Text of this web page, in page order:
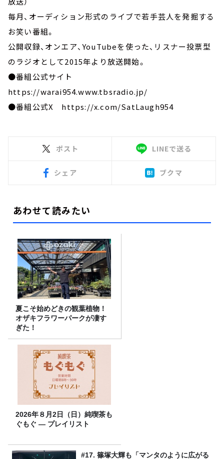
毎月、オーディション形式のライブで若手芸人を発掘する
お笑い番組。
公開収録、オンエア、YouTubeを使った、リスナー投票型
のラジオとして2015年より放送開始。
●番組公式サイト
https://warai954.www.tbsradio.jp/
●番組公式X https://x.com/SatLaugh954
ポスト LINEで送る
シェア ブクマ
あわせて読みたい
夏こそ始めどきの観葉植物！
オザキフラワーパークが凄す
ぎた！
2026年８月2日（日）純喫茶も
ぐもぐ ― プレイリスト
#17. 篠塚大輝も「マンタのように広がる